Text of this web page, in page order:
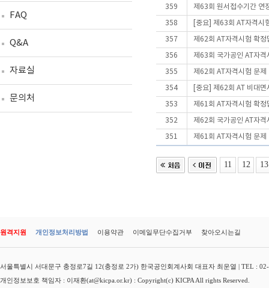
FAQ
Q&A
자료실
문의처
359 제63회 원서접수기간 연
358 [중요] 제63회 AT자격시
357 제62회 AT자격시험 확정
356 제63회 국가공인 AT자격
355 제62회 AT자격시험 문
354 [중요] 제62회 AT 비대
353 제61회 AT자격시험 확정
352 제62회 국가공인 AT자격
351 제61회 AT자격시험 문
11 12 13
원격지원 개인정보처리방법 이용약관 이메일무단수집거부 찾아오시는길
서울특별시 서대문구 충정로7길 12(충정로 2가) 한국공인회계사회 대표자 최운열 | TEL :
개인정보보호 책임자 : 이재환(at@kicpa.or.kr) : Copyright(c) KICPA All rights Reserved.